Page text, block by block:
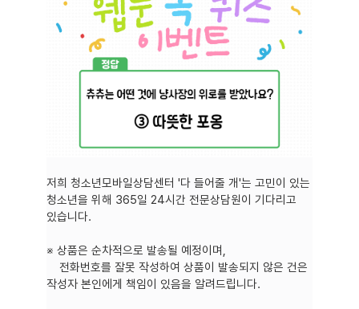
저희 청소년모바일상담센터 '다 들어줄 개'는 고민이 있는
청소년을 위해 365일 24시간 전문상담원이 기다리고
있습니다.
※ 상품은 순차적으로 발송될 예정이며,
전화번호를 잘못 작성하여 상품이 발송되지 않은 건은
작성자 본인에게 책임이 있음을 알려드립니다.